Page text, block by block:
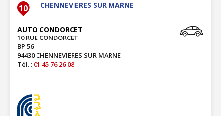
10 CHENNEVIERES SUR MARNE
AUTO CONDORCET
10 RUE CONDORCET
BP 56
94430 CHENNEVIERES SUR MARNE
Tél. : 01 45 76 26 08